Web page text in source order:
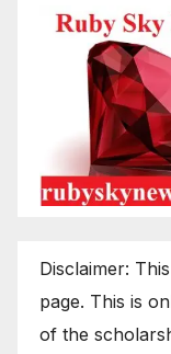
Disclaimer:
page. This is
of the